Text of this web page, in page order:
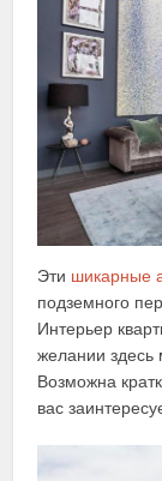
Эти шикарные
подземного
Интерьер
желании здесь
Возможна
вас